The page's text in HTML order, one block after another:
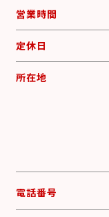
営業時間
定休日
所在地
電話番号